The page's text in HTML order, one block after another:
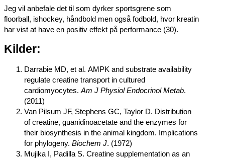
Jeg vil anbefale det til som dyrker sportsgrene som
floorball, ishockey, håndbold men også fodbold, hvor kreatin
har vist at have en positiv effekt på performance (30).
Kilder:
Darrabie MD, et al. AMPK and substrate availability
regulate creatine transport in cultured
cardiomyocytes. Am J Physiol Endocrinol Metab.
(2011)
Van Pilsum JF, Stephens GC, Taylor D. Distribution
of creatine, guanidinoacetate and the enzymes for
their biosynthesis in the animal kingdom. Implications
for phylogeny. Biochem J. (1972)
Mujika I, Padilla S. Creatine supplementation as an